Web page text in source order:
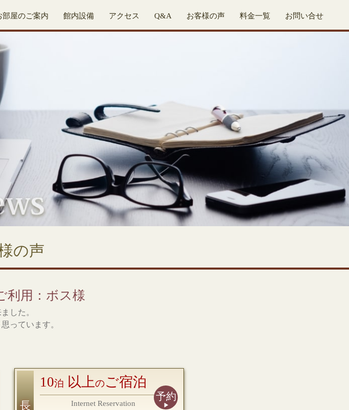
部屋のご案内 館内設備 アクセス Q&A お客様の声 料金一覧 お問い合せ
の声
利用：ボス様
した。
っています。
長 期
10泊 以上のご宿泊
Internet Reservation
予約